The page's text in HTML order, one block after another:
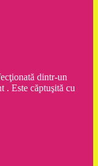
dintr-un
. Este căptuşită cu